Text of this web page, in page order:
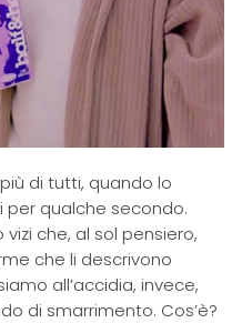
di tutti, quando lo
per qualche secondo.
vizi che, al sol pensiero,
che li descrivono
all’accidia, invece,
di smarrimento. Cos’è?